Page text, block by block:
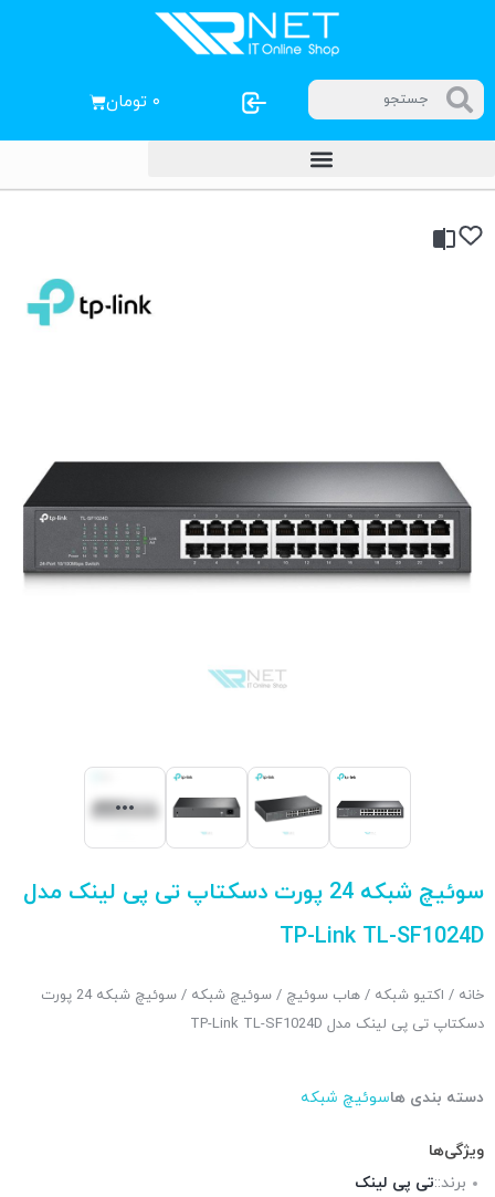
۰ تومان
سوئیچ شبکه 24 پورت دسکتاپ تی پی لینک مدل
TP-Link TL-SF1024D
خانه / اکتیو شبکه / هاب سوئیچ / سوئیچ شبکه
/ سوئیچ شبکه 24 پورت
دسکتاپ تی پی لینک مدل TP-Link TL-SF1024D
دسته بندی هاسوئیچ شبکه
ویژگی‌ها
برند::تی پی لینک